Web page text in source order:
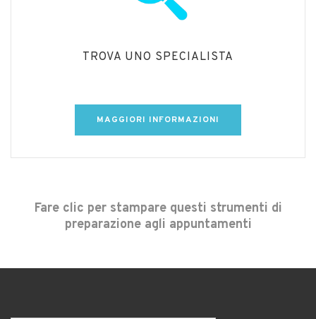
TROVA UNO SPECIALISTA
MAGGIORI INFORMAZIONI
Fare clic per stampare questi strumenti di
preparazione agli appuntamenti